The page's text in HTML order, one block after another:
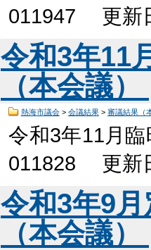
011947 更新
令和3年11
（本会議）
熱海市議会> 会議結果> 審議結果（
令和3年11月
011828 更新
令和3年9
（本会議）